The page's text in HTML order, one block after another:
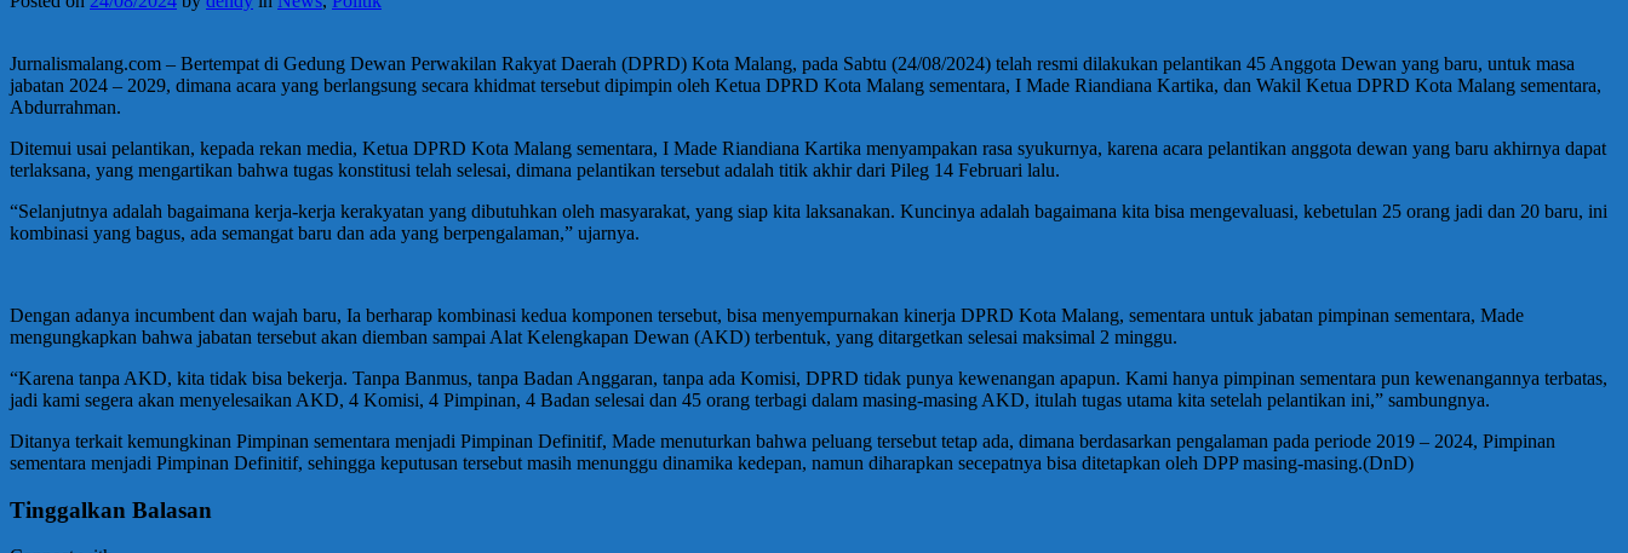
Jurnalismalang.com – Bertempat di Gedung Dewan Perwakilan Rakyat Daerah (DPRD) Kota Malang, pada Sabtu (24/08/2024) telah resmi dilakukan pelantikan 45 Anggota Dewan yang baru, untuk masa
jabatan 2024 – 2029, dimana acara yang berlangsung secara khidmat tersebut dipimpin oleh Ketua DPRD Kota Malang sementara, I Made Riandiana Kartika, dan Wakil Ketua DPRD Kota Malang sementara,
Abdurrahman.
Ditemui usai pelantikan, kepada rekan media, Ketua DPRD Kota Malang sementara, I Made Riandiana Kartika menyampakan rasa syukurnya, karena acara pelantikan anggota dewan yang baru akhirnya dapat
terlaksana, yang mengartikan bahwa tugas konstitusi telah selesai, dimana pelantikan tersebut adalah titik akhir dari Pileg 14 Februari lalu.
“Selanjutnya adalah bagaimana kerja-kerja kerakyatan yang dibutuhkan oleh masyarakat, yang siap kita laksanakan. Kuncinya adalah bagaimana kita bisa mengevaluasi, kebetulan 25 orang jadi dan 20 baru, ini
kombinasi yang bagus, ada semangat baru dan ada yang berpengalaman,” ujarnya.
Dengan adanya incumbent dan wajah baru, Ia berharap kombinasi kedua komponen tersebut, bisa menyempurnakan kinerja DPRD Kota Malang, sementara untuk jabatan pimpinan sementara, Made
mengungkapkan bahwa jabatan tersebut akan diemban sampai Alat Kelengkapan Dewan (AKD) terbentuk, yang ditargetkan selesai maksimal 2 minggu.
“Karena tanpa AKD, kita tidak bisa bekerja. Tanpa Banmus, tanpa Badan Anggaran, tanpa ada Komisi, DPRD tidak punya kewenangan apapun. Kami hanya pimpinan sementara pun kewenangannya terbatas,
jadi kami segera akan menyelesaikan AKD, 4 Komisi, 4 Pimpinan, 4 Badan selesai dan 45 orang terbagi dalam masing-masing AKD, itulah tugas utama kita setelah pelantikan ini,” sambungnya.
Ditanya terkait kemungkinan Pimpinan sementara menjadi Pimpinan Definitif, Made menuturkan bahwa peluang tersebut tetap ada, dimana berdasarkan pengalaman pada periode 2019 – 2024, Pimpinan
sementara menjadi Pimpinan Definitif, sehingga keputusan tersebut masih menunggu dinamika kedepan, namun diharapkan secepatnya bisa ditetapkan oleh DPP masing-masing.(DnD)
Tinggalkan Balasan